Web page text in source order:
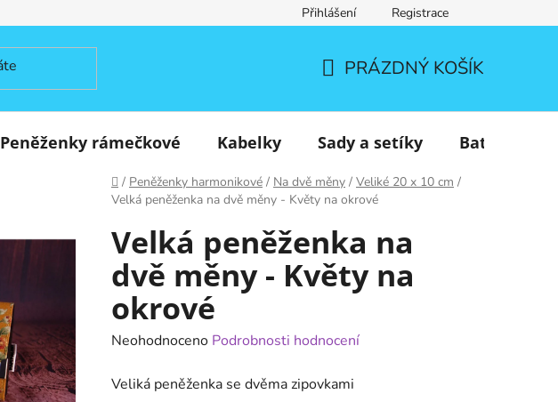
Přihlášení Registrace
KOŠÍK
PRÁZDNÝ KOŠÍK
Peněženky rámečkové Kabelky Sady a setíky Batohy
Domů
/ Peněženky harmonikové / Na dvě měny / Veliké 20 x 10 cm /
Velká peněženka na dvě měny - Květy na okrové
Velká peněženka na
dvě měny - Květy na
okrové
Průměrné
produktu
Neohodnoceno Podrobnosti hodnocení
Veliká peněženka se dvěma zipovkami